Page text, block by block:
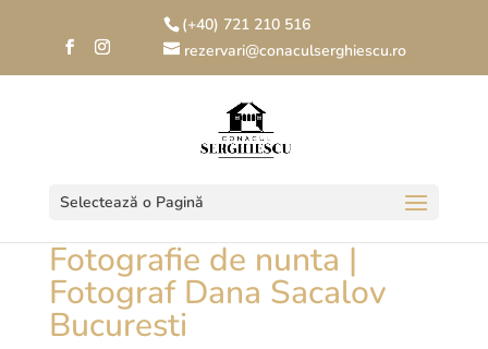
(+40) 721 210 516
rezervari@conaculserghiescu.ro
Selectează o Pagină
Fotografie de nunta |
Fotograf Dana Sacalov
Bucuresti